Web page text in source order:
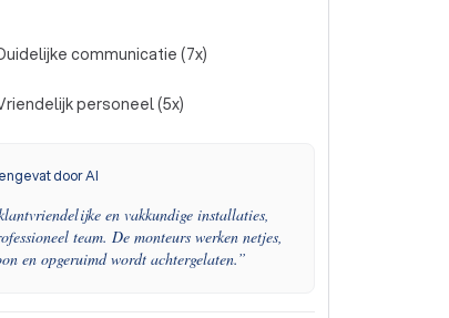
communicatie (7x)
personeel(5x)
door AI
en vakkundige installaties,
team. De monteurs werken netjes,
en opgeruimd wordt achtergelaten.”